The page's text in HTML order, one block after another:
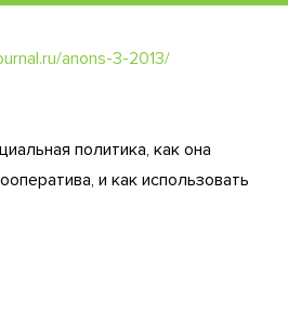
anons-3-2013/
политика, как она
и как использовать